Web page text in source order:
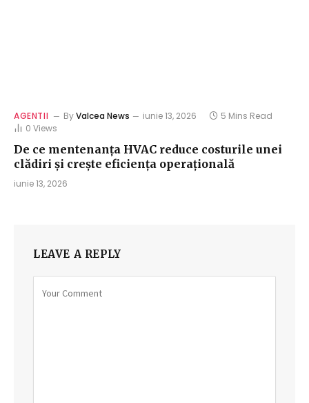
AGENTII ByValcea News iunie 13, 2026
5 Mins Read
0 Views
De ce mentenanța HVAC reduce costurile unei
clădiri și crește eficiența operațională
iunie 13, 2026
LEAVE A REPLY